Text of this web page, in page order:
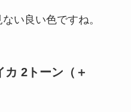
い良い色ですね。
カ 2トーン（＋